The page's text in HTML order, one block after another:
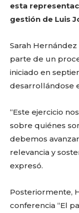
esta
gestión de Luis
Sarah
parte de un
iniciado en
desarrollándose
“Este ejercicio
sobre quiénes
debemos
relevancia y
expresó.
Posteriormente,
conferencia “El